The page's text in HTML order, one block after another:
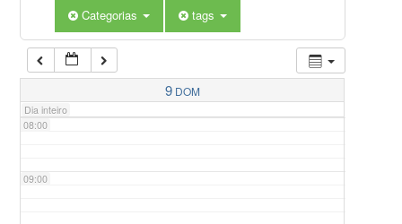
Categorias tags
9 DOM
Dia inteiro
07:00
08:00
09:00